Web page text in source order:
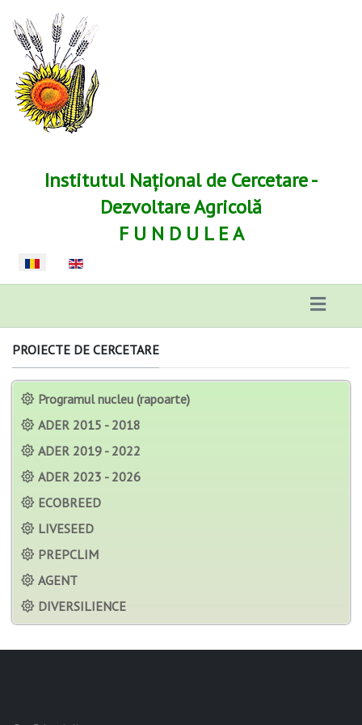
Institutul Național de Cercetare -
Dezvoltare Agricolă
F U N D U L E A
Selectați limba dvs
PROIECTE DE CERCETARE
Programul nucleu (rapoarte)
ADER 2015 - 2018
ADER 2019 - 2022
ADER 2023 - 2026
ECOBREED
LIVESEED
PREPCLIM
AGENT
DIVERSILIENCE